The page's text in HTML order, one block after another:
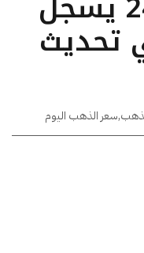
تحديث
,سعر الذهب اليوم